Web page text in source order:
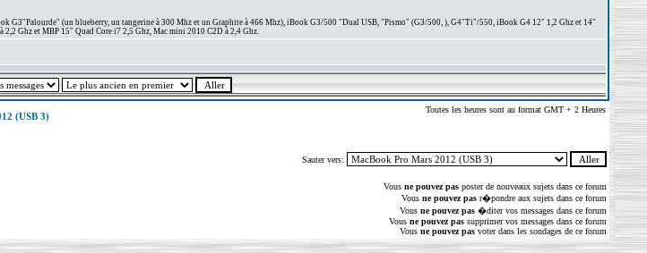
G3"Palourde" (un blueberry, un tangerine à 300 Mhz et un Graphite à 466 Mhz), iBook G3/500 "Dual USB, "Pismo" (G3/500, ), G4"Ti"/550, iBook G4 12" 1,2 Ghz et 14"
Ghz et MBP 15" Quad Core i7 2,5 Ghz, Mac mini 2010 C2D à 2,4 Ghz.
(USB 3)
Toutes les heures sont au format GMT + 2 Heures
Sauter vers:
Vous ne pouvez pasposter de nouveaux sujets dans ce forum
Vous ne pouvez pasr�pondre aux sujets dans ce forum
Vous ne pouvez pas�diter vos messages dans ce forum
Vous ne pouvez passupprimer vos messages dans ce forum
Vous ne pouvez pasvoter dans les sondages de ce forum